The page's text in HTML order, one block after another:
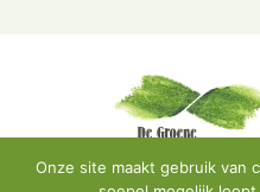
Onze site maakt gebruik van